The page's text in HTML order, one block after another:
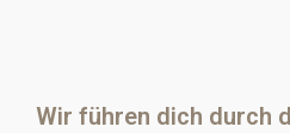
Wir führen dich durch